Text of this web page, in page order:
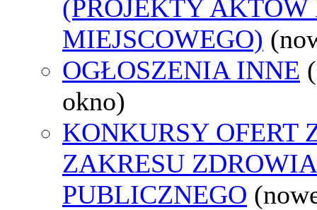
(PROJEKTY AKTÓW
MIEJSCOWEGO)
OGŁOSZENIA INNE
okno)
KONKURSY OFERT
ZAKRESU ZDROWIA
PUBLICZNEGO